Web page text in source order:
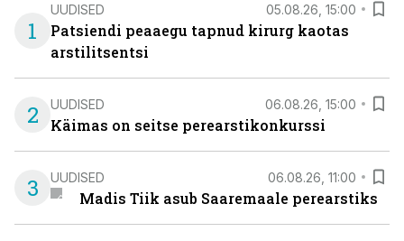
1
UUDISED 05.08.26, 15:00
Patsiendi peaaegu tapnud kirurg kaotas
arstilitsentsi
2 UUDISED 06.08.26, 15:00
Käimas on seitse perearstikonkurssi
3 UUDISED 06.08.26, 11:00
Madis Tiik asub Saaremaale perearstiks